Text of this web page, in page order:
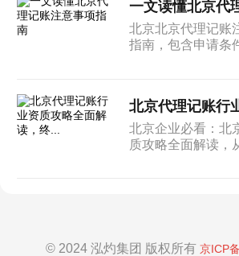
北京北京代理记账
指南，包含申请条
北京企业必看：北
质攻略全面解读，
© 2024 泓灼集团 版权所有 京ICP